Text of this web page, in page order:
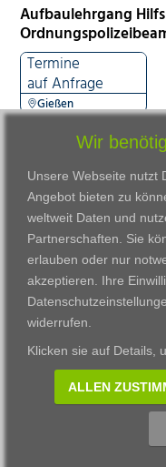
Aufbaulehrgang
Termine
auf Anfrage
Gießen
VWAK
Karriere
Links
Impressum
Datenschutzerklärung
Wir
Unsere Webseite nutzt
Angebot bieten zu
weltweit Daten und
Partnerschaften. Sie
erlauben oder nur
akzeptieren. Ihre
widerrufen.
Klicken sie auf Details,
ALLEN